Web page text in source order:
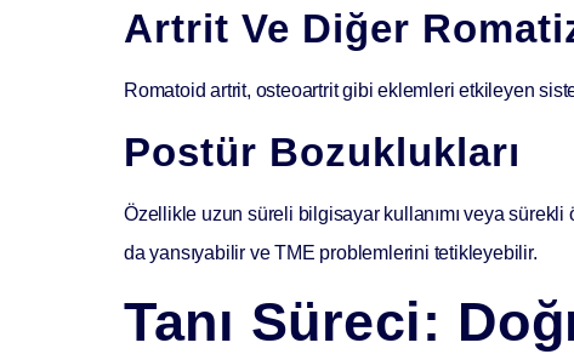
Artrit Ve Diğer
Romatoid artrit, osteoartrit gibi eklemleri etkileyen
Postür Bozuklukları
Özellikle uzun süreli bilgisayar kullanımı veya
da yansıyabilir ve TME problemlerini tetikleyebilir.
Tanı Süreci: